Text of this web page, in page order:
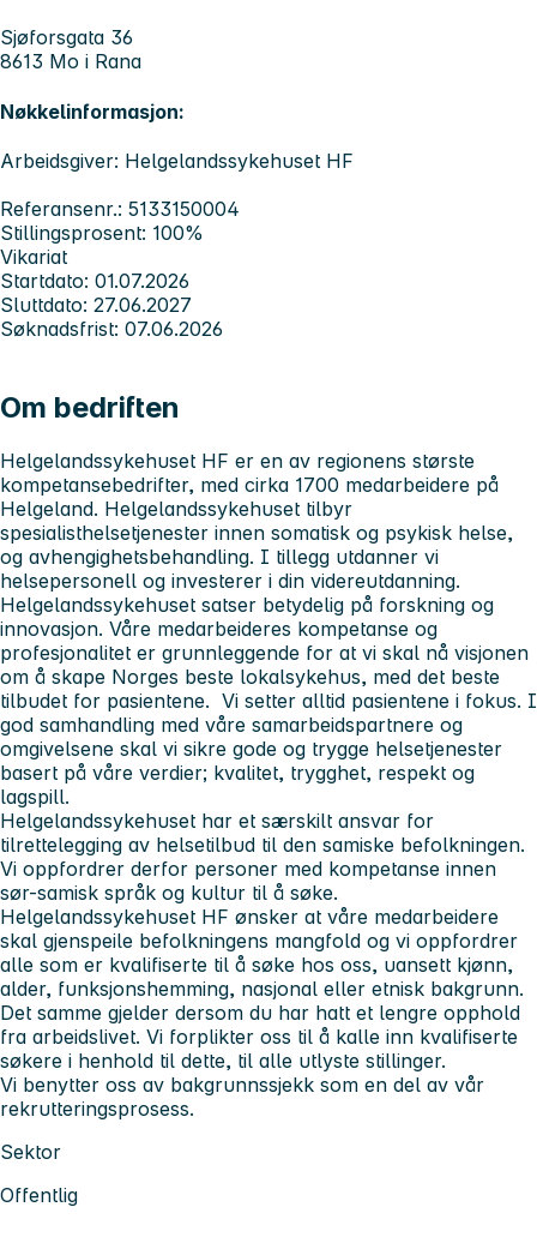
Sjøforsgata 36
8613 Mo i Rana
Nøkkelinformasjon:
Arbeidsgiver: Helgelandssykehuset HF
Referansenr.: 5133150004
Stillingsprosent: 100%
Vikariat
Startdato: 01.07.2026
Sluttdato: 27.06.2027
Søknadsfrist: 07.06.2026
Om bedriften
Helgelandssykehuset HF er en av regionens største
kompetansebedrifter, med cirka 1700 medarbeidere på
Helgeland. Helgelandssykehuset tilbyr
spesialisthelsetjenester innen somatisk og psykisk helse,
og avhengighetsbehandling. I tillegg utdanner vi
helsepersonell og investerer i din videreutdanning.
Helgelandssykehuset satser betydelig på forskning og
innovasjon. Våre medarbeideres kompetanse og
profesjonalitet er grunnleggende for at vi skal nå visjonen
om å skape Norges beste lokalsykehus, med det beste
tilbudet for pasientene. Vi setter alltid pasientene i fokus. I
god samhandling med våre samarbeidspartnere og
omgivelsene skal vi sikre gode og trygge helsetjenester
basert på våre verdier; kvalitet, trygghet, respekt og
lagspill.
Helgelandssykehuset har et særskilt ansvar for
tilrettelegging av helsetilbud til den samiske befolkningen.
Vi oppfordrer derfor personer med kompetanse innen
sør-samisk språk og kultur til å søke.
Helgelandssykehuset HF ønsker at våre medarbeidere
skal gjenspeile befolkningens mangfold og vi oppfordrer
alle som er kvalifiserte til å søke hos oss, uansett kjønn,
alder, funksjonshemming, nasjonal eller etnisk bakgrunn.
Det samme gjelder dersom du har hatt et lengre opphold
fra arbeidslivet. Vi forplikter oss til å kalle inn kvalifiserte
søkere i henhold til dette, til alle utlyste stillinger.
Vi benytter oss av bakgrunnssjekk som en del av vår
rekrutteringsprosess.
Sektor
Offentlig